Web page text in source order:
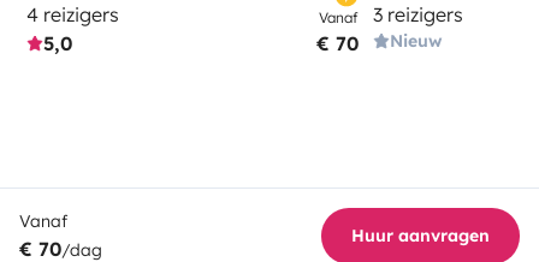
4 reizigers
5,0
Vanaf
€ 70
3 reizigers
Nieuw
Vanaf
€ 70/dag
Huur aanvragen